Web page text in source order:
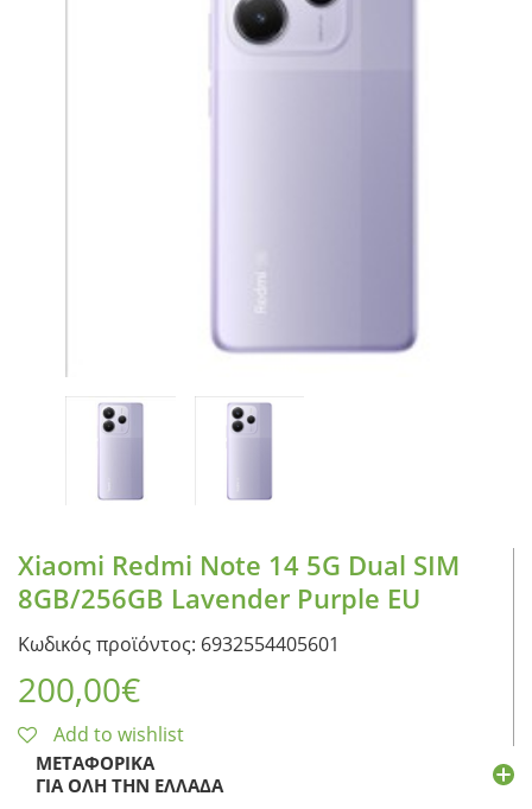
Xiaomi Redmi Note 14 5G Dual SIM
8GB/256GB Lavender Purple EU
Κωδικός προϊόντος: 6932554405601
200,00€
Add to wishlist
ΜΕΤΑΦΟΡΙΚΆ
ΓΙΑ ΌΛΗ ΤΗΝ ΕΛΛΆΔΑ